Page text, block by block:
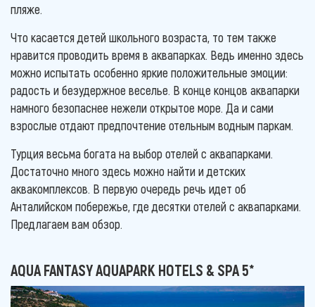
пляже.
Что касается детей школьного возраста, то тем также
нравится проводить время в аквапарках. Ведь именно здесь
можно испытать особенно яркие положительные эмоции:
радость и безудержное веселье. В конце концов аквапарки
намного безопаснее нежели открытое море. Да и сами
взрослые отдают предпочтение отельным водным паркам.
Турция весьма богата на выбор отелей с аквапарками.
Достаточно много здесь можно найти и детских
аквакомплексов. В первую очередь речь идет об
Анталийском побережье, где десятки отелей с аквапарками.
Предлагаем вам обзор.
AQUA FANTASY AQUAPARK HOTELS & SPA 5*